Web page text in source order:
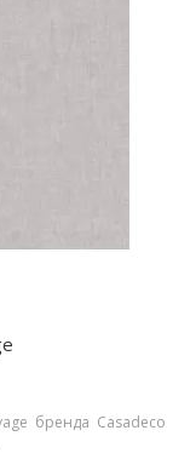
бренда Casadeco